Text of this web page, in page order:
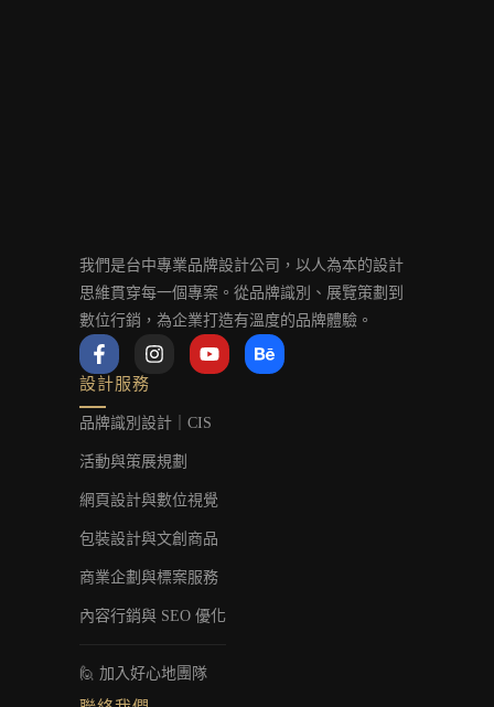
我們是台中專業品牌設計公司，以人為本的設計
思維貫穿每一個專案。從品牌識別、展覽策劃到
數位行銷，為企業打造有溫度的品牌體驗。
F
a
c
e
b
o
-
I
n
a
r
m
Y
o
u
B
e
設計服務
品牌識別設計｜CIS
活動與策展規劃
網頁設計與數位視覺
包裝設計與文創商品
商業企劃與標案服務
內容行銷與 SEO 優化
🙋 加入好心地團隊